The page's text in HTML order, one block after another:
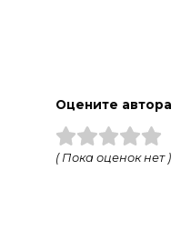
Оцените автора
( Пока оценок нет )